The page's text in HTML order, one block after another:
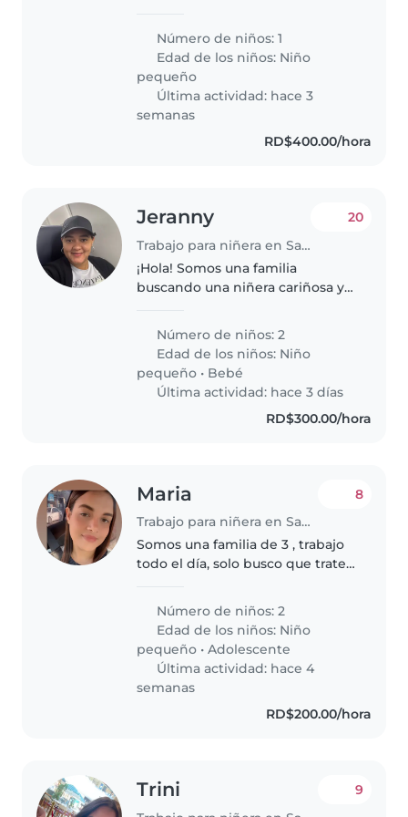
responsable que pueda cuidar
mi bebé como si fuera su hijo
limpiar la casa y que nos
llevemos..
Número de niños: 1
Edad de los niños: Niño
pequeño
Última actividad: hace 3
semanas
RD$400.00/hora
Jeranny
Trabajo para niñera en Santo Domingo Este
20
¡Hola! Somos una familia
buscando una niñera cariñosa y
Tenemos un bebé y un niño en
edad preescolar, muy cariñosos,
divertidos y creativos...
Número de niños: 2
Edad de los niños: Niño
pequeño • Bebé
Última actividad: hace 3 días
RD$300.00/hora
Maria
Trabajo para niñera en Santo Domingo Este
8
Somos una familia de 3 , trabajo
todo el día, solo busco que trate.
que son niños muy respetuosos
y obedientes
Número de niños: 2
Edad de los niños: Niño
pequeño •Adolescente
Última actividad: hace 4
semanas
RD$200.00/hora
Trini 9